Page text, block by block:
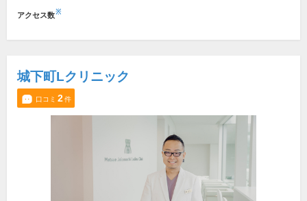
アクセス数※
城下町Lクリニック
口コミ 2件